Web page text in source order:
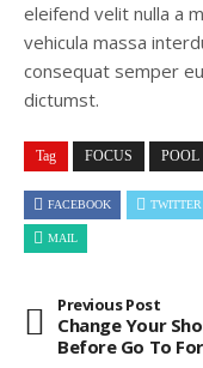
eleifend velit nulla a
vehicula massa
consequat semper
dictumst.
Tag FOCUS POOL
FACEBOOK TWITTER
MAIL
Previous Post
Change Your
Before Go To